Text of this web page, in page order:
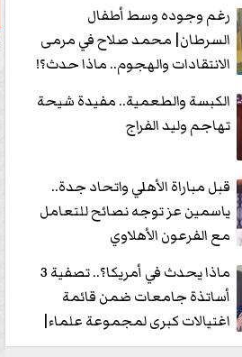
رغم وجوده وسط أطفال
السرطان| محمد صلاح في مرمى
الانتقادات والهجوم.. ماذا حدث؟!
الكبسة والطعمية.. مفيدة شيحة
تهاجم وليد الفراج
قبل مباراة الأهلي واتحاد جدة..
ياسمين عز توجه نصائح للتعامل
مع الفرعون الأهلاوي
ماذا يحدث في أمريكا؟.. تصفية 3
أساتذة جامعات ضمن قائمة
اغتيالات كبرى لمجموعة علماء|
القصة الكاملة